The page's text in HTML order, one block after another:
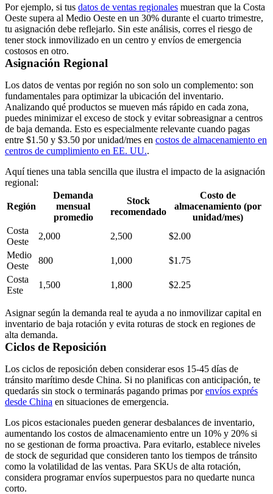
Por ejemplo, si tus datos de ventas regionales muestran que la Costa
Oeste supera al Medio Oeste en un 30% durante el cuarto trimestre,
tu asignación debe reflejarlo. Sin este análisis, corres el riesgo de
tener stock inmovilizado en un centro y envíos de emergencia
costosos en otro.
Asignación Regional
Los datos de ventas por región no son solo un complemento: son
fundamentales para optimizar la ubicación del inventario.
Analizando qué productos se mueven más rápido en cada zona,
puedes minimizar el exceso de stock y evitar sobreasignar a centros
de baja demanda. Esto es especialmente relevante cuando pagas
entre $1.50 y $3.50 por unidad/mes en costos de almacenamiento en
centros de cumplimiento en EE. UU..
Aquí tienes una tabla sencilla que ilustra el impacto de la asignación
regional:
Región
Demanda
mensual
promedio
Stock
recomendado
Costo de
almacenamiento (por
unidad/mes)
Costa
Oeste
2,000 2,500
$2.00
Medio
Oeste
800 1,000
$1.75
Costa
Este
1,500 1,800 $2.25
Asignar según la demanda real te ayuda a no inmovilizar capital en
inventario de baja rotación y evita roturas de stock en regiones de
alta demanda.
Ciclos de Reposición
Los ciclos de reposición deben considerar esos 15-45 días de
tránsito marítimo desde China. Si no planificas con anticipación, te
quedarás sin stock o terminarás pagando primas porenvíos exprés
desde China en situaciones de emergencia.
Los picos estacionales pueden generar desbalances de inventario,
aumentando los costos de almacenamiento entre un 10% y 20% si
no se gestionan de forma proactiva. Para evitarlo, establece niveles
de stock de seguridad que consideren tanto los tiempos de tránsito
como la volatilidad de las ventas. Para SKUs de alta rotación,
considera programar envíos superpuestos para no quedarte nunca
corto.